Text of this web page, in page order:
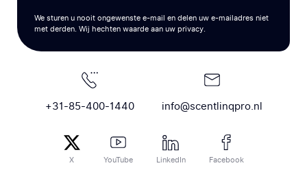
We sturen u nooit ongewenste e-mail en delen uw e-mailadres niet
met derden. Wij hechten waarde aan uw privacy.
+31-85-400-1440 info@scentlinqpro.nl
X YouTube LinkedIn Facebook